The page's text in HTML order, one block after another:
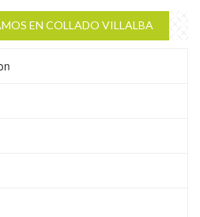
EN COLLADO VILLALBA